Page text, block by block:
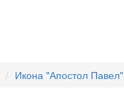
Икона "Апостол Павел"